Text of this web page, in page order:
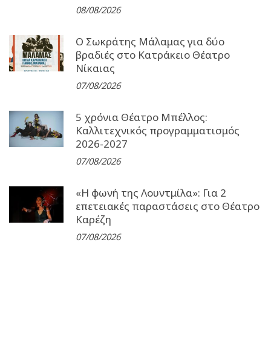
08/08/2026
Ο Σωκράτης Μάλαμας για δύο
βραδιές στο Κατράκειο Θέατρο
Νίκαιας
07/08/2026
5 χρόνια Θέατρο Μπέλλος:
Καλλιτεχνικός προγραμματισμός
2026-2027
07/08/2026
«Η φωνή της Λουντμίλα»: Για 2
επετειακές παραστάσεις στο Θέατρο
Καρέζη
07/08/2026